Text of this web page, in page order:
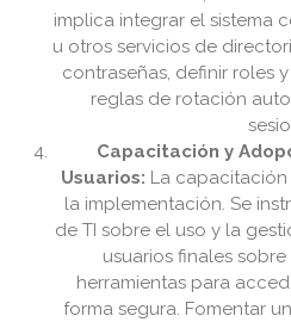
implica integrar el sistema
u otros servicios de
contraseñas, definir roles
reglas de rotación
Capacitación y
Usuarios: La
la implementación. Se
de TI sobre el uso y la
usuarios finales
herramientas para
forma segura. Fomentar